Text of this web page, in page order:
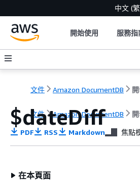
中文 (
開始使用 服務指
文件 Amazon DocumentDB
文件 Amazon DocumentDB
$dateDiff
PDF RSS Markdown 焦點
在本頁面